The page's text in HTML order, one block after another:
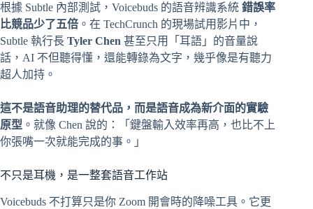
根據 Subtle 內部測試，Voicebuds 的語音辨識系統 錯誤率
比競品少了五倍 。在 TechCrunch 的現場試用影片中，
Subtle 執行長 Tyler Chen 甚至只用「耳語」的音量說
話，AI 不但聽得懂，還能轉錄為文字，幾乎像是有聽力
超人加持。
這不是語音助理的替代品，而是語音成為新介面的實驗
原型 。就像 Chen 說的：「鍵盤輸入效率再高，也比不上
你張嘴一次就能完成的事。」
不只是耳機，是一整套語音工作站
Voicebuds 不打算只是你 Zoom 開會時的降噪工具。它更